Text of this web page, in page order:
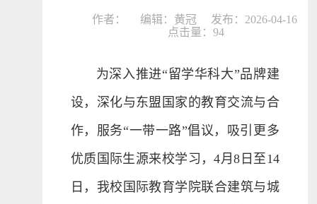
作者： 编辑：黄冠
发布：2026-04-16
点击量：94
为深入推进“留学华科大”品牌建
设，深化与东盟国家的教育交流与合
作，服务“一带一路”倡议，吸引更多
优质国际生源来校学习，4月8日至14
日，我校国际教育学院联合建筑与城